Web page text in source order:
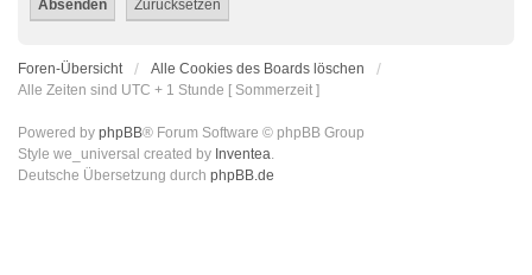
Foren-Übersicht
Alle Cookies des Boards löschen
Alle Zeiten sind UTC + 1 Stunde [ Sommerzeit ]
Powered by phpBB® Forum Software © phpBB Group
Style we_universal created by Inventea.
Deutsche Übersetzung durch phpBB.de